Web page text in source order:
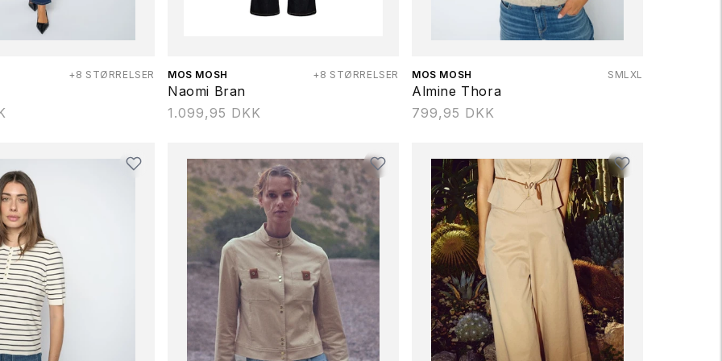
+8 STØRRELSER Forhandler:
MOS MOSH +8 STØRRELSER
Naomi Bran
Normalpris
1.099,95 DKK
Forhandler:
MOS MOSH S ML XL
Almine Thora
Normalpris
799,95 DKK